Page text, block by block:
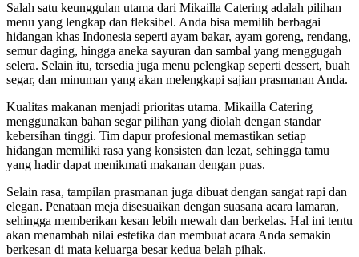
Salah satu keunggulan utama dari Mikailla Catering adalah pilihan
menu yang lengkap dan fleksibel. Anda bisa memilih berbagai
hidangan khas Indonesia seperti ayam bakar, ayam goreng, rendang,
semur daging, hingga aneka sayuran dan sambal yang menggugah
selera. Selain itu, tersedia juga menu pelengkap seperti dessert, buah
segar, dan minuman yang akan melengkapi sajian prasmanan Anda.
Kualitas makanan menjadi prioritas utama. Mikailla Catering
menggunakan bahan segar pilihan yang diolah dengan standar
kebersihan tinggi. Tim dapur profesional memastikan setiap
hidangan memiliki rasa yang konsisten dan lezat, sehingga tamu
yang hadir dapat menikmati makanan dengan puas.
Selain rasa, tampilan prasmanan juga dibuat dengan sangat rapi dan
elegan. Penataan meja disesuaikan dengan suasana acara lamaran,
sehingga memberikan kesan lebih mewah dan berkelas. Hal ini tentu
akan menambah nilai estetika dan membuat acara Anda semakin
berkesan di mata keluarga besar kedua belah pihak.